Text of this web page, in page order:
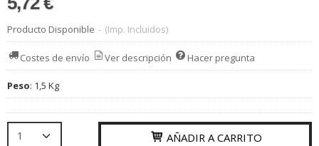
Producto Disponible - (Imp. Incluidos)
Costes de envío Ver descripción Hacer pregunta
Peso: 1,5 Kg
AÑADIR A CARRITO